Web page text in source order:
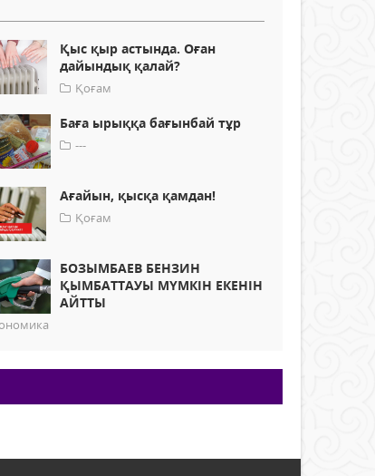
Қыс қыр астында. Оған
дайындық қалай?
Қоғам
Баға ырыққа бағынбай тұр
---
Ағайын, қысқа қамдан!
Қоғам
БОЗЫМБАЕВ БЕНЗИН
ҚЫМБАТТАУЫ МҮМКІН ЕКЕНІН
АЙТТЫ